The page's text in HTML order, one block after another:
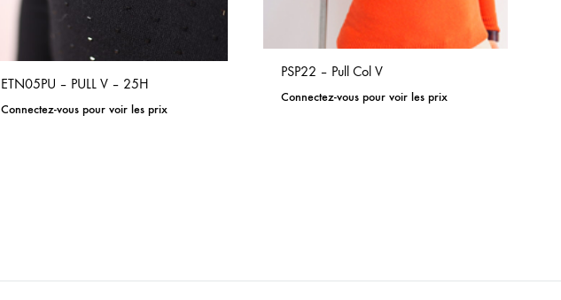
ETN05PU – PULL V – 25H
Connectez-vous pour voir les prix
PSP22 – Pull Col V
Connectez-vous pour voir les prix